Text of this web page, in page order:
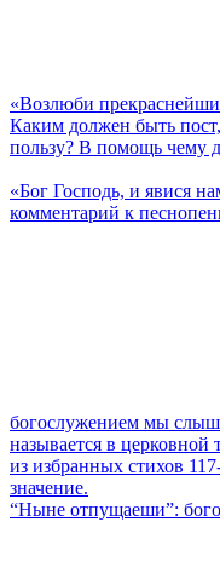
«Возлюби
Каким должен быть
пользу? В помощь чему
«Бог Господь, и явися
комментарий к
богослужением мы
называется в
из избранных стихов
значение.
“Ныне отпущаеши”: